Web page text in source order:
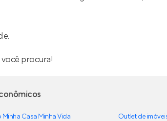
procura!
Casa Minha Vida Outlet de